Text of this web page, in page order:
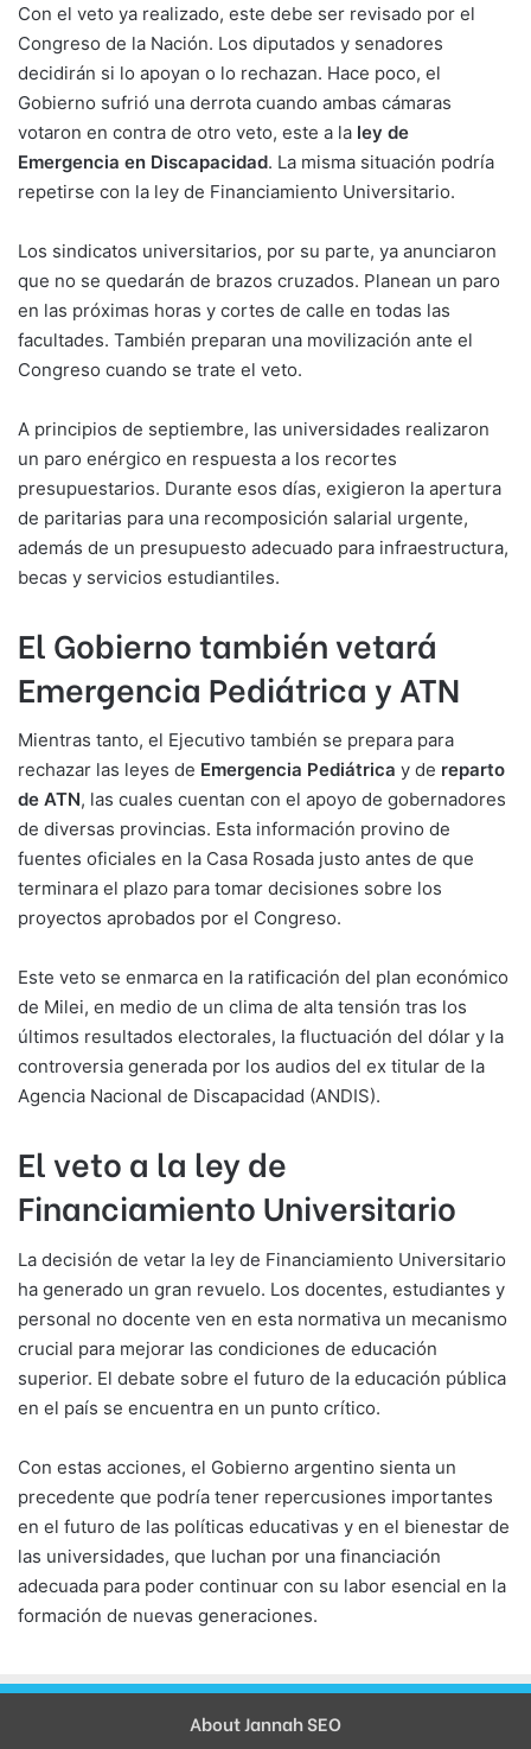
Con el veto ya realizado, este debe ser revisado por el
Congreso de la Nación. Los diputados y senadores
decidirán si lo apoyan o lo rechazan. Hace poco, el
Gobierno sufrió una derrota cuando ambas cámaras
votaron en contra de otro veto, este a la ley de
Emergencia en Discapacidad. La misma situación podría
repetirse con la ley de Financiamiento Universitario.
Los sindicatos universitarios, por su parte, ya anunciaron
que no se quedarán de brazos cruzados. Planean un paro
en las próximas horas y cortes de calle en todas las
facultades. También preparan una movilización ante el
Congreso cuando se trate el veto.
A principios de septiembre, las universidades realizaron
un paro enérgico en respuesta a los recortes
presupuestarios. Durante esos días, exigieron la apertura
de paritarias para una recomposición salarial urgente,
además de un presupuesto adecuado para infraestructura,
becas y servicios estudiantiles.
El Gobierno también vetará
Emergencia Pediátrica y ATN
Mientras tanto, el Ejecutivo también se prepara para
rechazar las leyes de Emergencia Pediátrica y de reparto
de ATN, las cuales cuentan con el apoyo de gobernadores
de diversas provincias. Esta información provino de
fuentes oficiales en la Casa Rosada justo antes de que
terminara el plazo para tomar decisiones sobre los
proyectos aprobados por el Congreso.
Este veto se enmarca en la ratificación del plan económico
de Milei, en medio de un clima de alta tensión tras los
últimos resultados electorales, la fluctuación del dólar y la
controversia generada por los audios del ex titular de la
Agencia Nacional de Discapacidad (ANDIS).
El veto a la ley de
Financiamiento Universitario
La decisión de vetar la ley de Financiamiento Universitario
ha generado un gran revuelo. Los docentes, estudiantes y
personal no docente ven en esta normativa un mecanismo
crucial para mejorar las condiciones de educación
superior. El debate sobre el futuro de la educación pública
en el país se encuentra en un punto crítico.
Con estas acciones, el Gobierno argentino sienta un
precedente que podría tener repercusiones importantes
en el futuro de las políticas educativas y en el bienestar de
las universidades, que luchan por una financiación
adecuada para poder continuar con su labor esencial en la
formación de nuevas generaciones.
About Jannah SEO